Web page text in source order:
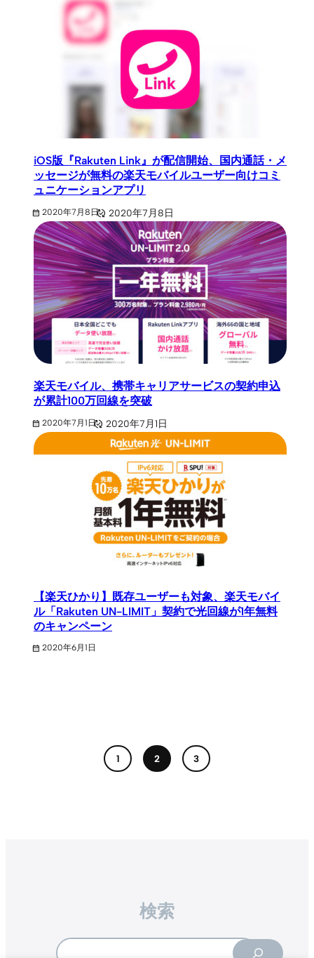
iOS版『Rakuten Link』が配信開始、国内通話・メ
ッセージが無料の楽天モバイルユーザー向けコミ
ュニケーションアプリ
2020年7月8日 2020年7月8日
楽天モバイル、携帯キャリアサービスの契約申込
が累計100万回線を突破
2020年7月1日 2020年7月1日
【楽天ひかり】既存ユーザーも対象、楽天モバイ
ル「Rakuten UN-LIMIT」契約で光回線が1年無料
のキャンペーン
2020年6月1日
1 2 3
検索